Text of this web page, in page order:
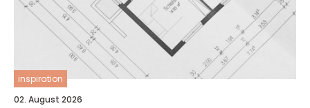
inspiration
02. August 2026